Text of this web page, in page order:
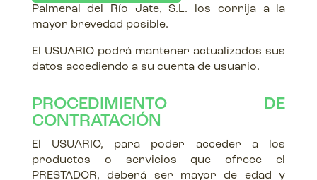
Palmeral del Río Jate, S.L. los corrija a la
mayor brevedad posible.
El USUARIO podrá mantener actualizados sus
datos accediendo a su cuenta de usuario.
PROCEDIMIENTO DE
CONTRATACIÓN
El USUARIO, para poder acceder a los
productos o servicios que ofrece el
PRESTADOR, deberá ser mayor de edad y